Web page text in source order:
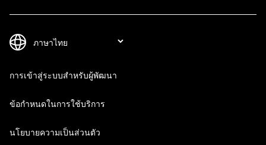
การเข้าสู่ระบบสำหรับผู้พัฒนา
ข้อกำหนดในการใช้บริการ
นโยบายความเป็นส่วนตัว